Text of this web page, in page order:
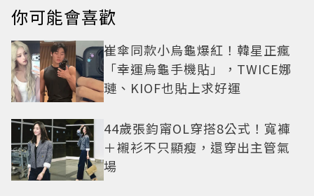
你可能會喜歡
崔傘同款小烏龜爆紅！韓星正瘋
「幸運烏龜手機貼」，TWICE娜
璉、KIOF也貼上求好運
44歲張鈞甯OL穿搭8公式！寬褲
＋襯衫不只顯瘦，還穿出主管氣
場